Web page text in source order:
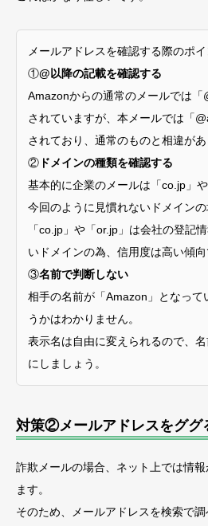
メールアドレスを確認する際のポイ
①@以降の記載を確認する
Amazonからの通常のメールでは「
されていますが、本メールでは「
されており、通常のものと相違があ
② ドメインの種類を確認する
基本的に企業のメールは「co.jp」
今回のように見慣れないドメインの
「co.jp」や「or.jp」は会社の登記
いドメインの為、信用度は高い傾向
③名前で判断しない
相手の名前が「Amazon」となって
うかはわかりません。
表示名は自由に変えられるので、
にしましょう。
対策②メールアドレスをググ
詐欺メールの場合、ネット上では情
ます。
そのため、メールアドレスを検索で